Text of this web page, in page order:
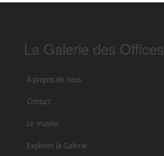
La Galerie des Offices
À propos de nous
Contact
Le musée
Explorer la Galerie